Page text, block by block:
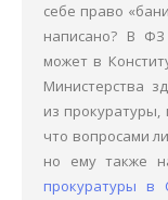
себе право
написано? В
может в
Министерства
из
что вопросами
но ему также
прокуратуры в